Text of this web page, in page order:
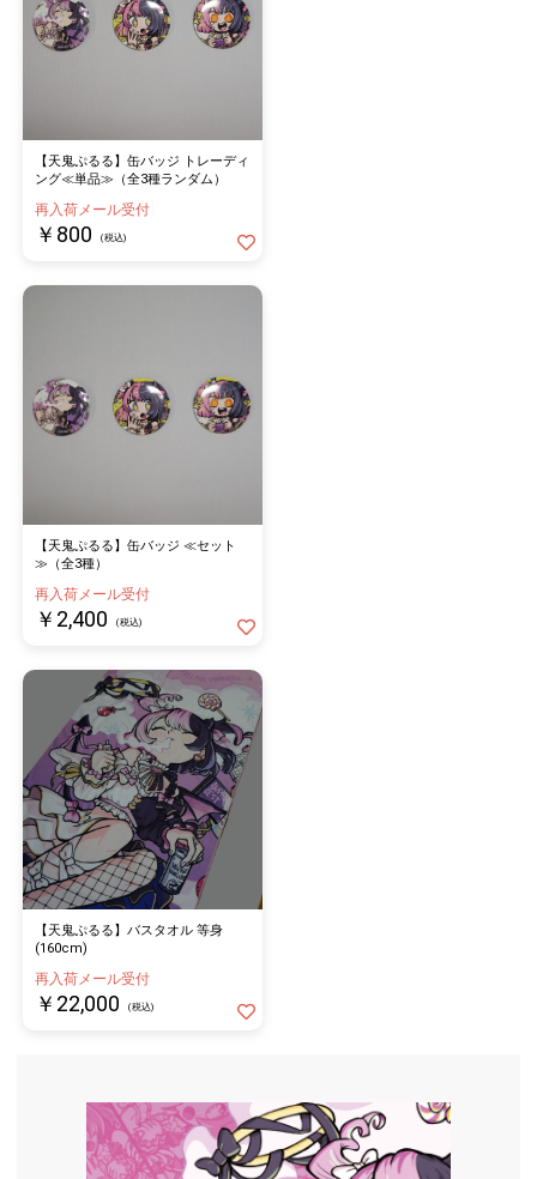
【天鬼ぷるる】缶バッジ トレーディ
ング≪単品≫（全3種ランダム）
再入荷メール受付
￥800 (税込)
【天鬼ぷるる】缶バッジ ≪セット
≫（全3種）
再入荷メール受付
￥2,400 (税込)
【天鬼ぷるる】バスタオル 等身
(160cm)
再入荷メール受付
￥22,000 (税込)